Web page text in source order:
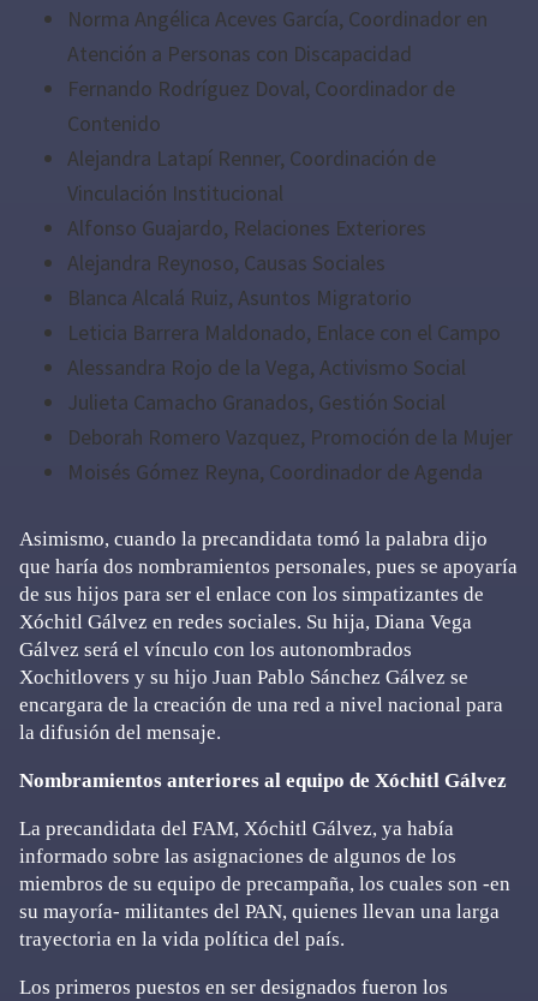
Norma Angélica Aceves García, Coordinador en
Atención a Personas con Discapacidad
Fernando Rodríguez Doval, Coordinador de
Contenido
Alejandra Latapí Renner, Coordinación de
Vinculación Institucional
Alfonso Guajardo, Relaciones Exteriores
Alejandra Reynoso, Causas Sociales
Blanca Alcalá Ruiz, Asuntos Migratorio
Leticia Barrera Maldonado, Enlace con el Campo
Alessandra Rojo de la Vega, Activismo Social
Julieta Camacho Granados, Gestión Social
Deborah Romero Vazquez, Promoción de la Mujer
Moisés Gómez Reyna, Coordinador de Agenda
Asimismo, cuando la precandidata tomó la palabra dijo
que haría dos nombramientos personales, pues se apoyaría
de sus hijos para ser el enlace con los simpatizantes de
Xóchitl Gálvez en redes sociales. Su hija, Diana Vega
Gálvez será el vínculo con los autonombrados
Xochitlovers y su hijo Juan Pablo Sánchez Gálvez se
encargara de la creación de una red a nivel nacional para
la difusión del mensaje.
Nombramientos anteriores al equipo de Xóchitl Gálvez
La precandidata del FAM, Xóchitl Gálvez, ya había
informado sobre las asignaciones de algunos de los
miembros de su equipo de precampaña, los cuales son -en
su mayoría- militantes del PAN, quienes llevan una larga
trayectoria en la vida política del país.
Los primeros puestos en ser designados fueron los